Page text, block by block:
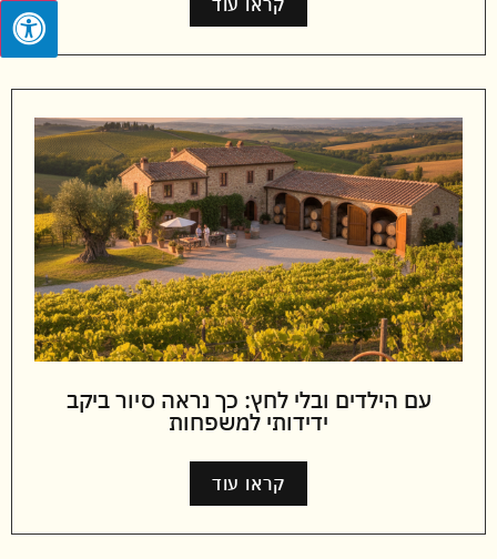
עם הילדים ובלי לחץ: כך נראה סיור ביקב
ידידותי למשפחות
קראו עוד